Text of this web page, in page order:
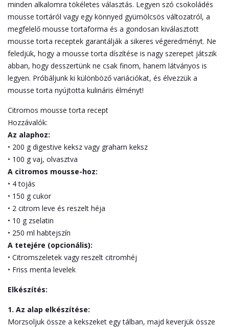
minden alkalomra tökéletes választás. Legyen szó csokoládés
mousse tortáról vagy egy könnyed gyümölcsös változatról, a
megfelelő mousse tortaforma és a gondosan kiválasztott
mousse torta receptek garantálják a sikeres végeredményt. Ne
feledjük, hogy a mousse torta díszítése is nagy szerepet játszik
abban, hogy desszertünk ne csak finom, hanem látványos is
legyen. Próbáljunk ki különböző variációkat, és élvezzük a
mousse torta nyújtotta kulináris élményt!
Citromos mousse torta recept
Hozzávalók:
Az alaphoz:
• 200 g digestive keksz vagy graham keksz
• 100 g vaj, olvasztva
A citromos mousse-hoz:
• 4 tojás
• 150 g cukor
• 2 citrom leve és reszelt héja
• 10 g zselatin
• 250 ml habtejszín
A tetejére (opcionális):
• Citromszeletek vagy reszelt citromhéj
• Friss menta levelek
Elkészítés:
1. Az alap elkészítése:
Morzsoljuk össze a kekszeket egy tálban, majd keverjük össze